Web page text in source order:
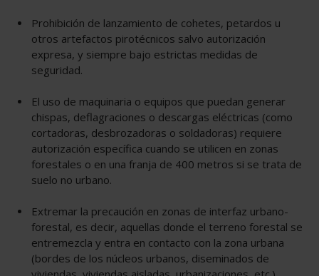
Prohibición de lanzamiento de cohetes, petardos u
otros artefactos pirotécnicos salvo autorización
expresa, y siempre bajo estrictas medidas de
seguridad.
El uso de maquinaria o equipos que puedan generar
chispas, deflagraciones o descargas eléctricas (como
cortadoras, desbrozadoras o soldadoras) requiere
autorización específica cuando se utilicen en zonas
forestales o en una franja de 400 metros si se trata de
suelo no urbano.
Extremar la precaución en zonas de interfaz urbano-
forestal, es decir, aquellas donde el terreno forestal se
entremezcla y entra en contacto con la zona urbana
(bordes de los núcleos urbanos, diseminados de